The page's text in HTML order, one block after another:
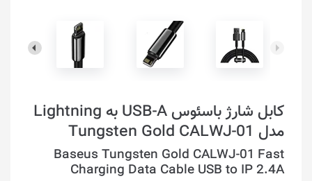
کابل شارژ باسئوس USB-A به Lightning
مدل Tungsten Gold CALWJ-01
Baseus Tungsten Gold CALWJ-01 Fast
Charging Data Cable USB to IP 2.4A